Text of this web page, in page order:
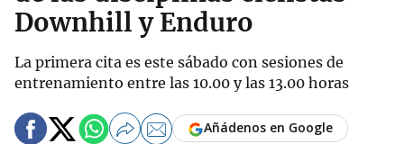
Downhill y Enduro
La primera cita es este sábado con sesiones de
entrenamiento entre las 10.00 y las 13.00 horas
Añádenos en Google